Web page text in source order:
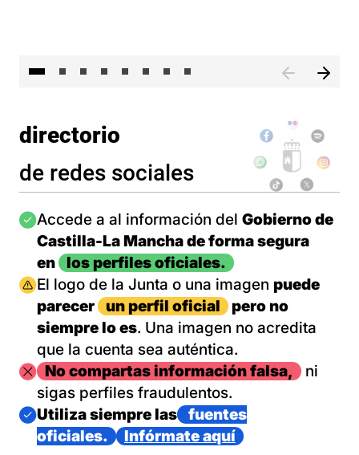
directorio
de redes sociales
Imagen
Accede a al información del Gobierno de
Castilla-La Mancha de forma segura
en
los perfiles oficiales.
Imagen
El logo de la Junta o una imagen puede
parecer
un perfil oficial
pero no
siempre lo es. Una imagen no acredita
que la cuenta sea auténtica.
ImagenNo compartas información falsa,
ni
sigas perfiles fraudulentos.
Imagen
Utiliza siempre las
fuentes
oficiales.
Infórmate aquí